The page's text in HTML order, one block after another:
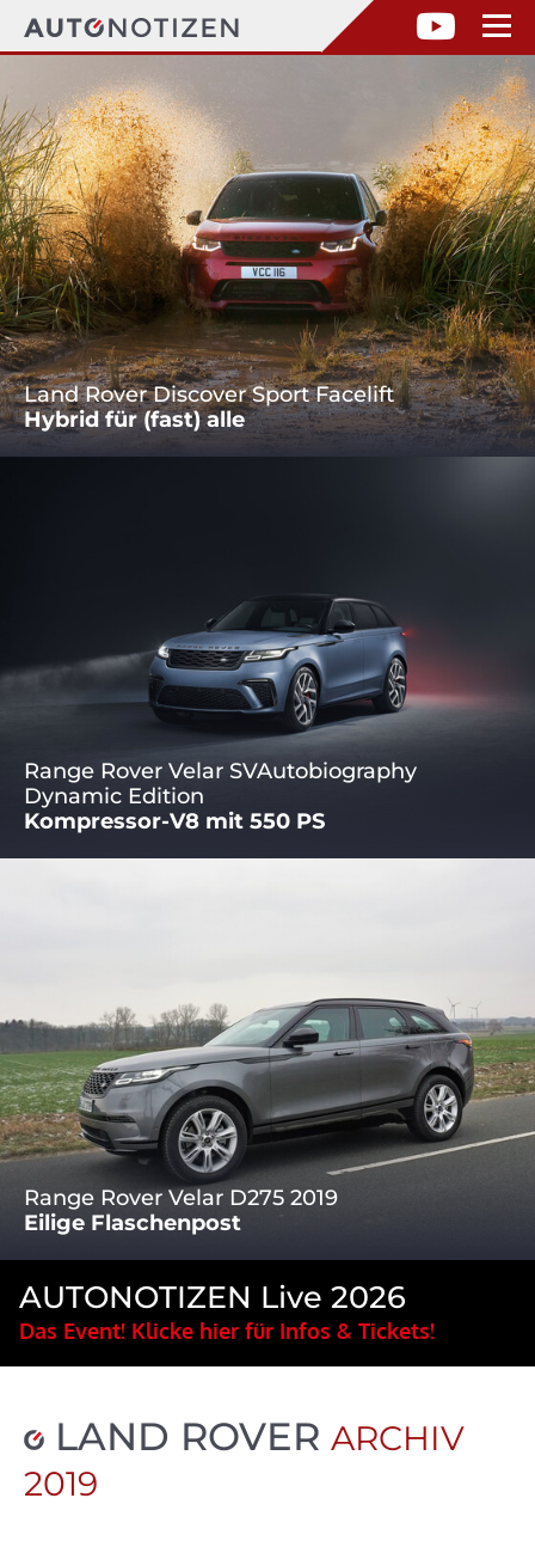
Land Rover Discover Sport Facelift
Hybrid für (fast) alle
Range Rover Velar SVAutobiography
Dynamic Edition
Kompressor-V8 mit 550 PS
Range Rover Velar D275 2019
Eilige Flaschenpost
AUTONOTIZEN Live 2026
Das Event! Klicke hier für Infos & Tickets!
LAND ROVER ARCHIV
2019